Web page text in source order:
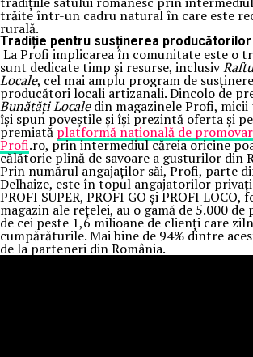
trăite într-un cadru natural în care este
rurală.
Tradiție pentru susținerea
La Profi implicarea în comunitate este o
sunt dedicate timp și resurse, inclusiv
Locale, cel mai amplu program de
producători locali artizanali. Dincolo de
Bunătăți Localedin magazinele Profi,
își spun poveștile și își prezintă oferta și
premiată platformă națională de
Profi.ro, prin intermediul căreia oricine
călătorie plină de savoare a gusturilor din
Prin numărul angajaților săi, Profi, parte
Delhaize, este în topul angajatorilor privați
PROFI SUPER, PROFI GO și PROFI LOCO,
magazin ale rețelei, au o gamă de 5.000
de cei peste 1,6 milioane de clienți care
cumpărăturile. Mai bine de 94% dintre
de la parteneri din România.